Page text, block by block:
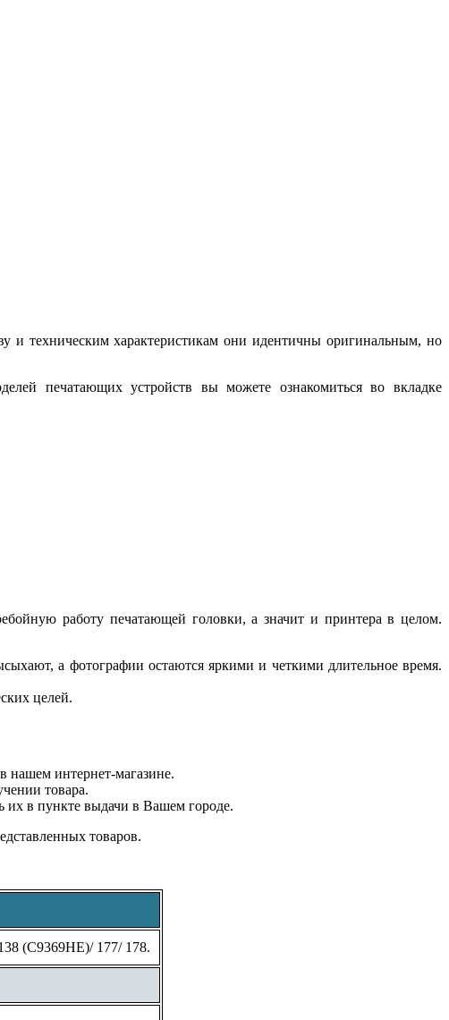
и техническим характеристикам они идентичны оригинальным, но
печатающих устройств вы можете ознакомиться во вкладке
работу печатающей головки, а значит и принтера в целом.
а фотографии остаются яркими и четкими длительное время.
целей.
нашем интернет-магазине.
товара.
их в пункте выдачи в Вашем городе.
товаров.
(C9369HE)/ 177/ 178.